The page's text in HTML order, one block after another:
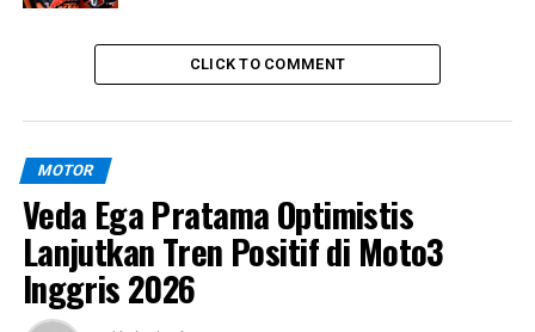
Salah satu highlight utama Hayabusa 2026 adalah
program custom color, memungkinkan konsumen
mengatur kombinasi warna bodi, aksen, hingga velg
sesuai preferensi.
CLICK TO COMMENT
MOTOR
Veda Ega Pratama Optimistis
Lanjutkan Tren Positif di Moto3
Inggris 2026